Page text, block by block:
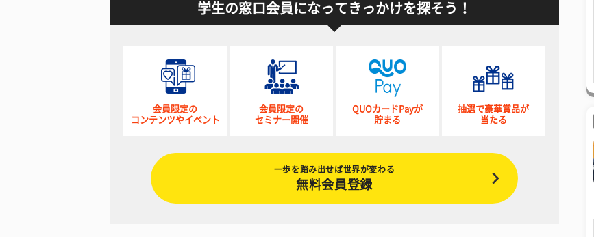
学生の窓口会員になってきっかけを探そう！
会員限定の
コンテンツやイベント
会員限定の
セミナー開催
QUOカードPayが
貯まる
抽選で豪華賞品が
当たる
一歩を踏み出せば世界が変わる
無料会員登録